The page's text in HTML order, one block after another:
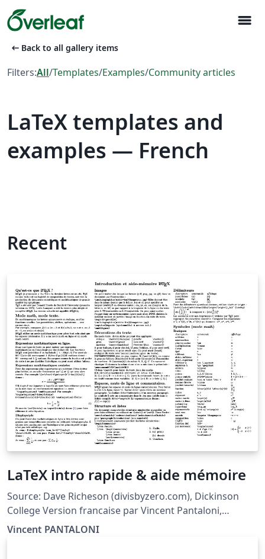
menu
arrow_left_alt Back to all gallery items
Filters:All/Templates/Examples/Community articles
LaTeX templates and
examples — French
Recent
LaTeX intro rapide & aide mémoire
Source: Dave Richeson (divisbyzero.com), Dickinson
College Version francaise par Vincent Pantaloni,
prof.pantaloni.free.fr Traduction, correction et
Vincent PANTALONI